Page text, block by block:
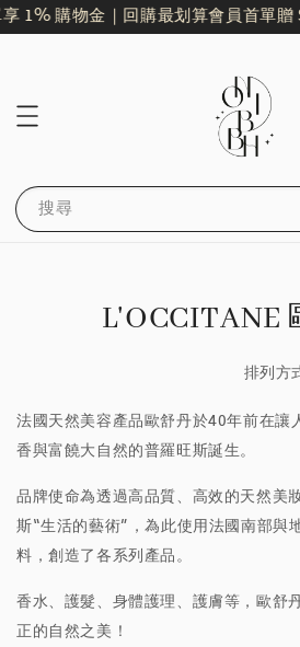
1% 購物金｜回購最划算會員首單贈
搜尋
L'OCCITANE
排列方
法國天然美容產品歐舒丹於40年前在讓
香與富饒大自然的普羅旺斯誕生。
品牌使命為透過高品質、高效的天然美
斯“生活的藝術”，為此使用法國南部與
料，創造了各系列產品。
香水、護髮、身體護理、護膚等，歐舒
正的自然之美！